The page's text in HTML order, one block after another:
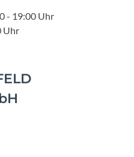
- 19:00 Uhr
Uhr